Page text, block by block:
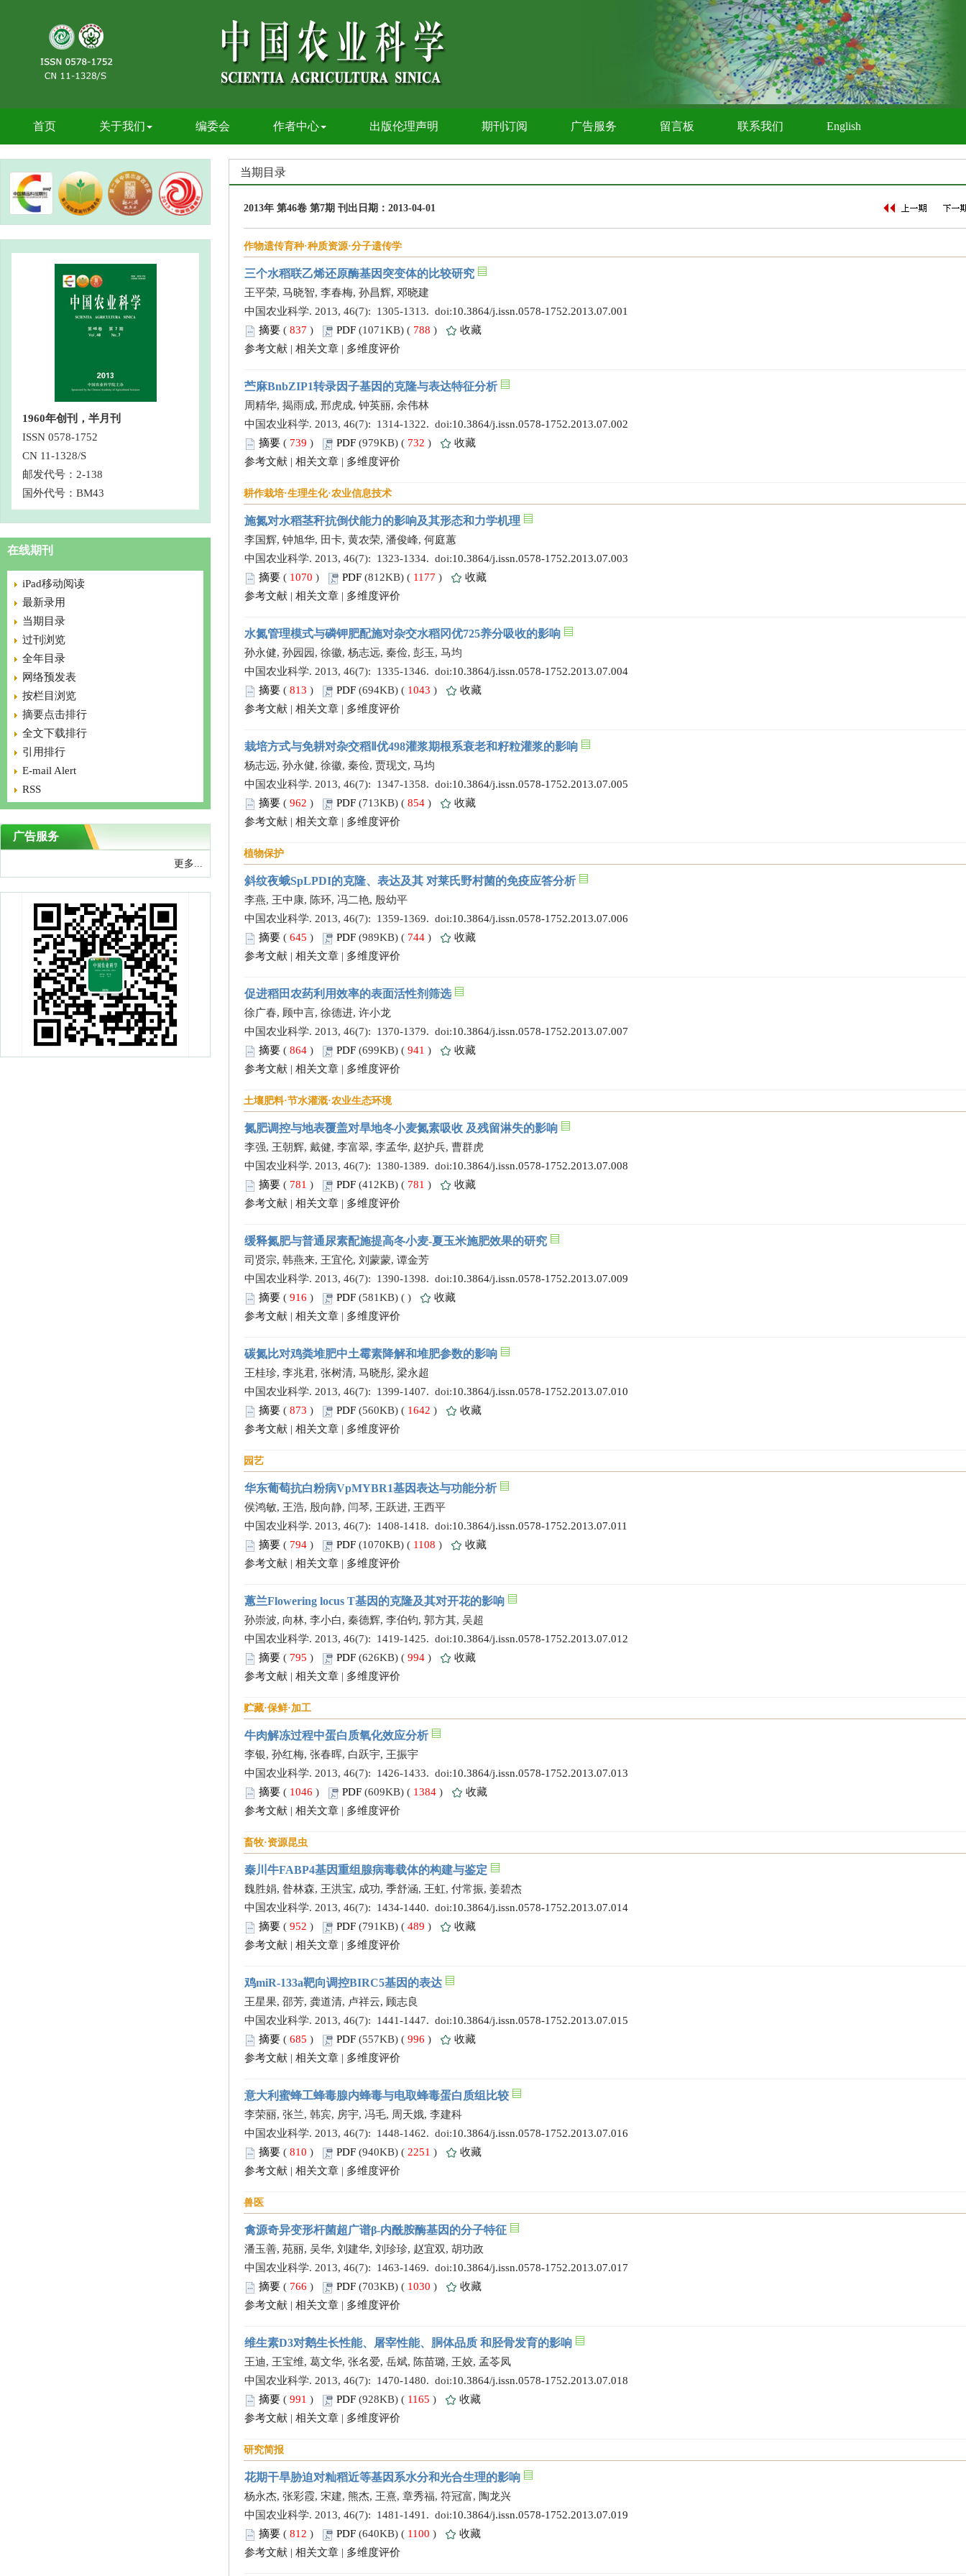
首页 关于我们 编委会 作者中心 出版伦理声明 期刊订阅 广告服务 留言板 联系我们 English
1960年创刊，半月刊
ISSN 0578-1752
CN 11-1328/S
邮发代号：2-138
国外代号：BM43
在线期刊
iPad移动阅读
最新录用
当期目录
过刊浏览
全年目录
网络预发表
按栏目浏览
摘要点击排行
全文下载排行
引用排行
E-mail Alert
RSS
广告服务
更多...
当期目录
2013年 第46卷 第7期 刊出日期：2013-04-01
作物遗传育种·种质资源·分子遗传学
三个水稻联乙烯还原酶基因突变体的比较研究
王平荣, 马晓智, 李春梅, 孙昌辉, 邓晓建
中国农业科学. 2013, 46(7): 1305-1313. doi:10.3864/j.issn.0578-1752.2013.07.001
摘要 ( 837 ) PDF (1071KB) ( 788 )
收藏
参考文献 | 相关文章 | 多维度评价
苎麻BnbZIP1转录因子基因的克隆与表达特征分析
周精华, 揭雨成, 邢虎成, 钟英丽, 余伟林
中国农业科学. 2013, 46(7): 1314-1322. doi:10.3864/j.issn.0578-1752.2013.07.002
摘要 ( 739 ) PDF (979KB) ( 732 )
收藏
参考文献 | 相关文章 | 多维度评价
耕作栽培·生理生化·农业信息技术
施氮对水稻茎秆抗倒伏能力的影响及其形态和力学机理
李国辉, 钟旭华, 田卡, 黄农荣, 潘俊峰, 何庭蕙
中国农业科学. 2013, 46(7): 1323-1334. doi:10.3864/j.issn.0578-1752.2013.07.003
摘要 ( 1070 ) PDF (812KB) ( 1177 )
收藏
参考文献 | 相关文章 | 多维度评价
水氮管理模式与磷钾肥配施对杂交水稻冈优725养分吸收的影响
孙永健, 孙园园, 徐徽, 杨志远, 秦俭, 彭玉, 马均
中国农业科学. 2013, 46(7): 1335-1346. doi:10.3864/j.issn.0578-1752.2013.07.004
摘要 ( 813 ) PDF (694KB) ( 1043 )
收藏
参考文献 | 相关文章 | 多维度评价
栽培方式与免耕对杂交稻Ⅱ优498灌浆期根系衰老和籽粒灌浆的影响
杨志远, 孙永健, 徐徽, 秦俭, 贾现文, 马均
中国农业科学. 2013, 46(7): 1347-1358. doi:10.3864/j.issn.0578-1752.2013.07.005
摘要 ( 962 ) PDF (713KB) ( 854 )
收藏
参考文献 | 相关文章 | 多维度评价
植物保护
斜纹夜蛾SpLPDI的克隆、表达及其 对莱氏野村菌的免疫应答分析
李燕, 王中康, 陈环, 冯二艳, 殷幼平
中国农业科学. 2013, 46(7): 1359-1369. doi:10.3864/j.issn.0578-1752.2013.07.006
摘要 ( 645 ) PDF (989KB) ( 744 )
收藏
参考文献 | 相关文章 | 多维度评价
促进稻田农药利用效率的表面活性剂筛选
徐广春, 顾中言, 徐德进, 许小龙
中国农业科学. 2013, 46(7): 1370-1379. doi:10.3864/j.issn.0578-1752.2013.07.007
摘要 ( 864 ) PDF (699KB) ( 941 )
收藏
参考文献 | 相关文章 | 多维度评价
土壤肥料·节水灌溉·农业生态环境
氮肥调控与地表覆盖对旱地冬小麦氮素吸收 及残留淋失的影响
李强, 王朝辉, 戴健, 李富翠, 李孟华, 赵护兵, 曹群虎
中国农业科学. 2013, 46(7): 1380-1389. doi:10.3864/j.issn.0578-1752.2013.07.008
摘要 ( 781 ) PDF (412KB) ( 781 )
收藏
参考文献 | 相关文章 | 多维度评价
缓释氮肥与普通尿素配施提高冬小麦-夏玉米施肥效果的研究
司贤宗, 韩燕来, 王宜伦, 刘蒙蒙, 谭金芳
中国农业科学. 2013, 46(7): 1390-1398. doi:10.3864/j.issn.0578-1752.2013.07.009
摘要 ( 916 ) PDF (581KB) ( )
收藏
参考文献 | 相关文章 | 多维度评价
碳氮比对鸡粪堆肥中土霉素降解和堆肥参数的影响
王桂珍, 李兆君, 张树清, 马晓彤, 梁永超
中国农业科学. 2013, 46(7): 1399-1407. doi:10.3864/j.issn.0578-1752.2013.07.010
摘要 ( 873 ) PDF (560KB) ( 1642 )
收藏
参考文献 | 相关文章 | 多维度评价
园艺
华东葡萄抗白粉病VpMYBR1基因表达与功能分析
侯鸿敏, 王浩, 殷向静, 闫琴, 王跃进, 王西平
中国农业科学. 2013, 46(7): 1408-1418. doi:10.3864/j.issn.0578-1752.2013.07.011
摘要 ( 794 ) PDF (1070KB) ( 1108 )
收藏
参考文献 | 相关文章 | 多维度评价
蕙兰Flowering locus T基因的克隆及其对开花的影响
孙崇波, 向林, 李小白, 秦德辉, 李伯钧, 郭方其, 吴超
中国农业科学. 2013, 46(7): 1419-1425. doi:10.3864/j.issn.0578-1752.2013.07.012
摘要 ( 795 ) PDF (626KB) ( 994 )
收藏
参考文献 | 相关文章 | 多维度评价
贮藏·保鲜·加工
牛肉解冻过程中蛋白质氧化效应分析
李银, 孙红梅, 张春晖, 白跃宇, 王振宇
中国农业科学. 2013, 46(7): 1426-1433. doi:10.3864/j.issn.0578-1752.2013.07.013
摘要 ( 1046 ) PDF (609KB) ( 1384 )
收藏
参考文献 | 相关文章 | 多维度评价
畜牧·资源昆虫
秦川牛FABP4基因重组腺病毒载体的构建与鉴定
魏胜娟, 昝林森, 王洪宝, 成功, 季舒涵, 王虹, 付常振, 姜碧杰
中国农业科学. 2013, 46(7): 1434-1440. doi:10.3864/j.issn.0578-1752.2013.07.014
摘要 ( 952 ) PDF (791KB) ( 489 )
收藏
参考文献 | 相关文章 | 多维度评价
鸡miR-133a靶向调控BIRC5基因的表达
王星果, 邵芳, 龚道清, 卢祥云, 顾志良
中国农业科学. 2013, 46(7): 1441-1447. doi:10.3864/j.issn.0578-1752.2013.07.015
摘要 ( 685 ) PDF (557KB) ( 996 )
收藏
参考文献 | 相关文章 | 多维度评价
意大利蜜蜂工蜂毒腺内蜂毒与电取蜂毒蛋白质组比较
李荣丽, 张兰, 韩宾, 房宇, 冯毛, 周天娥, 李建科
中国农业科学. 2013, 46(7): 1448-1462. doi:10.3864/j.issn.0578-1752.2013.07.016
摘要 ( 810 ) PDF (940KB) ( 2251 )
收藏
参考文献 | 相关文章 | 多维度评价
兽医
禽源奇异变形杆菌超广谱β-内酰胺酶基因的分子特征
潘玉善, 苑丽, 吴华, 刘建华, 刘珍珍, 赵宜双, 胡功政
中国农业科学. 2013, 46(7): 1463-1469. doi:10.3864/j.issn.0578-1752.2013.07.017
摘要 ( 766 ) PDF (703KB) ( 1030 )
收藏
参考文献 | 相关文章 | 多维度评价
维生素D3对鹅生长性能、屠宰性能、胴体品质 和胫骨发育的影响
王迪, 王宝维, 葛文华, 张名爱, 岳斌, 陈苗璐, 王姣, 孟苓凤
中国农业科学. 2013, 46(7): 1470-1480. doi:10.3864/j.issn.0578-1752.2013.07.018
摘要 ( 991 ) PDF (928KB) ( 1165 )
收藏
参考文献 | 相关文章 | 多维度评价
研究简报
花期干旱胁迫对籼稻近等基因系水分和光合生理的影响
杨永杰, 张彩霞, 宋建, 熊杰, 王熹, 章秀福, 符冠富, 陶龙兴
中国农业科学. 2013, 46(7): 1481-1491. doi:10.3864/j.issn.0578-1752.2013.07.019
摘要 ( 812 ) PDF (640KB) ( 1100 )
收藏
参考文献 | 相关文章 | 多维度评价